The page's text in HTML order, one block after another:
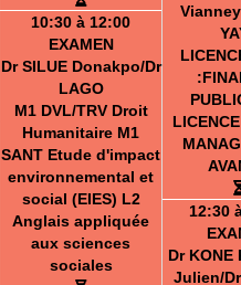
10:30 à 12:00
EXAMEN
Dr SILUE Donakpo/Dr
LAGO
M1 DVL/TRV Droit
Humanitaire M1
SANT Etude d'impact
environnemental et
social (EIES) L2
Anglais appliquée
aux sciences
sociales
12:30
Dr
Julien/